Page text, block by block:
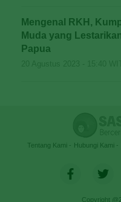
Mengenal RKH,
Muda yang
Papua
Tentang Kami Hubungi Kami
Copyright